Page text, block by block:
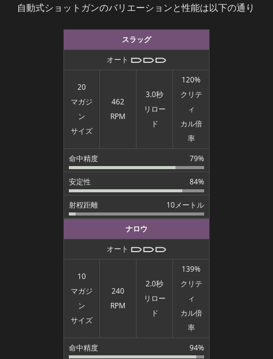
自動式ショットガンのバリエーションと性能は以下の通り
スラッグ
オート
20
マガジ
ン
サイズ
462
RPM
3.0秒
リロー
ド
120%
クリテ
ィ
カル倍
率
命中精度
79%
安定性 84%
射程距離 10メートル
ナロウ
オート
10
マガジ
ン
サイズ
240
RPM
2.0秒
リロー
ド
139%
クリテ
ィ
カル倍
率
命中精度
94%